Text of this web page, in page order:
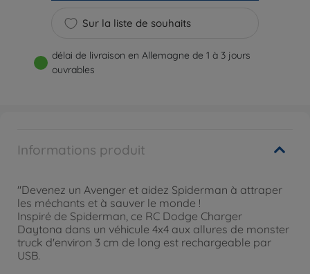
Sur la liste de souhaits
délai de livraison en Allemagne de 1 à 3 jours
ouvrables
Informations produit
"Devenez un Avenger et aidez Spiderman à attraper
les méchants et à sauver le monde !
Inspiré de Spiderman, ce RC Dodge Charger
Daytona dans un véhicule 4x4 aux allures de monster
truck d'environ 3 cm de long est rechargeable par
USB.